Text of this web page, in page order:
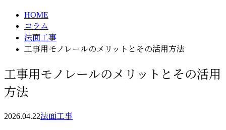
HOME
コラム
法面工事
工事用モノレールのメリットとその活用方法
工事用モノレールのメリットとその活用
方法
2026.04.22法面工事